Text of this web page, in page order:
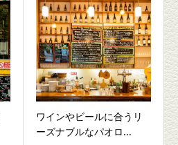
ワインやビールに合うリ
ーズナブルなパオロ...